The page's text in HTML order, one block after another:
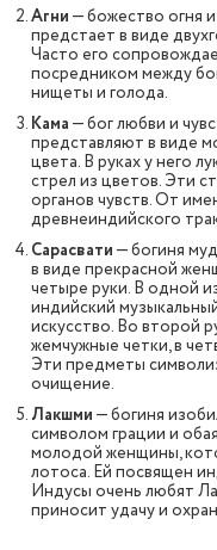
Агни — божество огня
предстает в виде
Часто его
посредником между
нищеты и голода.
Кама — бог любви и
представляют в виде
цвета. В руках у него
стрел из цветов. Эти
органов чувств. От
древнеиндийского
Сарасвати — богиня
в виде прекрасной
четыре руки. В одной
индийский
искусство. Во второй
жемчужные четки, в
Эти предметы
очищение.
Лакшми — богиня
символом грации и
молодой женщины,
лотоса. Ей посвящен
Индусы очень любят
приносит удачу и